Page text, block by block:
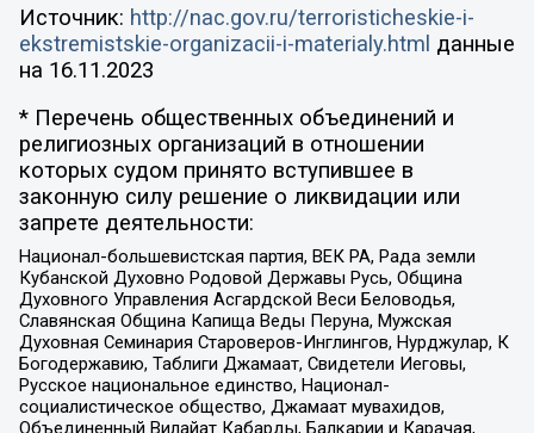
Источник: http://nac.gov.ru/terroristicheskie-i-
ekstremistskie-organizacii-i-materialy.html данные
на 16.11.2023
* Перечень общественных объединений и
религиозных организаций в отношении
которых судом принято вступившее в
законную силу решение о ликвидации или
запрете деятельности:
Национал-большевистская партия, ВЕК РА, Рада земли
Кубанской Духовно Родовой Державы Русь, Община
Духовного Управления Асгардской Веси Беловодья,
Славянская Община Капища Веды Перуна, Мужская
Духовная Семинария Староверов-Инглингов, Нурджулар, К
Богодержавию, Таблиги Джамаат, Свидетели Иеговы,
Русское национальное единство, Национал-
социалистическое общество, Джамаат мувахидов,
Объединенный Вилайат Кабарды, Балкарии и Карачая,